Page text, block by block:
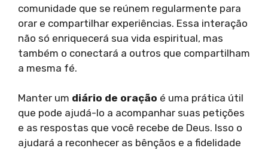
comunidade que se reúnem regularmente para
orar e compartilhar experiências. Essa interação
não só enriquecerá sua vida espiritual, mas
também o conectará a outros que compartilham
a mesma fé.
Manter um diário de oração é uma prática útil
que pode ajudá-lo a acompanhar suas petições
e as respostas que você recebe de Deus. Isso o
ajudará a reconhecer as bênçãos e a fidelidade